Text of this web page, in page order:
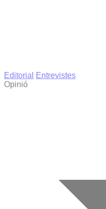
Editorial
Entrevistes
Opinió